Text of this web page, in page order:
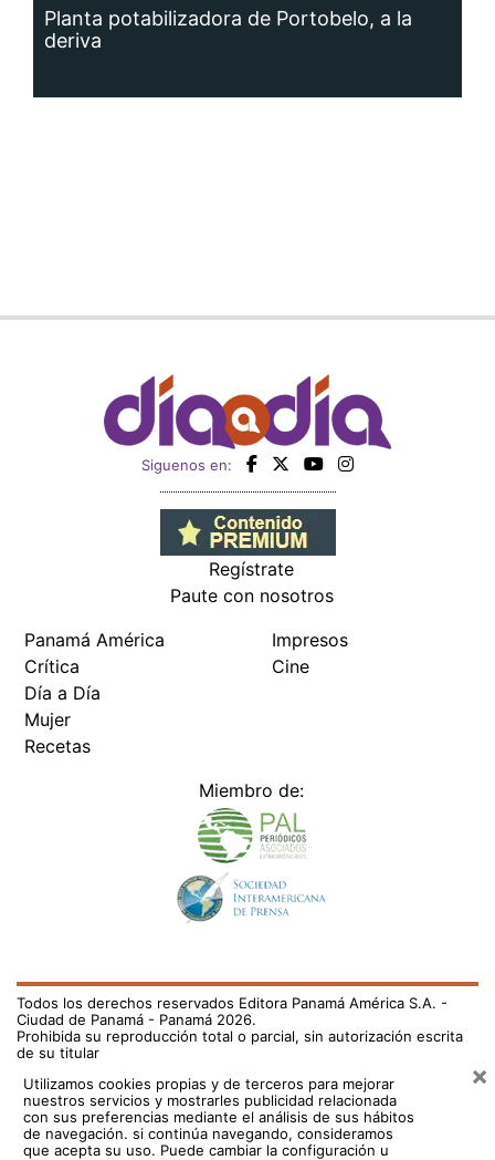
Planta potabilizadora de Portobelo, a la
deriva
Siguenos en:
Regístrate
Paute con nosotros
Panamá América
Crítica
Día a Día
Mujer
Recetas
Impresos
Cine
Miembro de:
Todos los derechos reservados Editora Panamá América S.A. -
Ciudad de Panamá - Panamá 2026.
Prohibida su reproducción total o parcial, sin autorización escrita
de su titular
Utilizamos cookies propias y de terceros para mejorar
nuestros servicios y mostrarles publicidad relacionada
con sus preferencias mediante el análisis de sus hábitos
de navegación. si continúa navegando, consideramos
que acepta su uso. Puede cambiar la configuración u
×